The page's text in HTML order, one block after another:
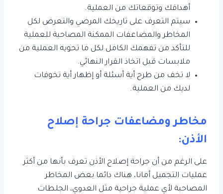
أهدافك وتوقعاتك من العملية.
سيتم التعرف على تاريخك المرضي والتعرض لكل
المخاطر والمضاعفات الممكنة المصاحبة للعملية
للتأكد من تفهمك الكامل لكل ما تحويه العملية من
ملابسات قبل اتخاذ القرار النهائي.
لا تخف من طرح أية أسئلة أو إظهار أية تخوفات
لديك من العملية.
مخاطر ومضاعفات جراحة إصلاح
الأذن:
على الرغم من أن جراحة إصلاح الأذن تعرف بأنها من أكثر
عمليات التجميل أمانا، هناك دائما بعض المخاطر
المصاحبة لأي عملية جراحية مثل العدوي، الجلطات